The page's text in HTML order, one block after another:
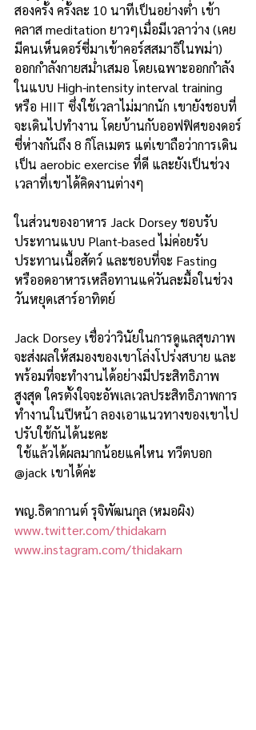
สองครั้ง ครั้งละ 10 นาทีเป็นอย่างต่ำ เข้า
คลาส meditation ยาวๆเมื่อมีเวลาว่าง (เคย
มีคนเห็นดอร์ซี่มาเข้าคอร์สสมาธิในพม่า)
ออกกำลังกายสม่ำเสมอ โดยเฉพาะออกกำลัง
ในแบบ High-intensity interval training
หรือ HIIT ซึ่งใช้เวลาไม่มากนัก เขายังชอบที่
จะเดินไปทำงาน โดยบ้านกับออฟฟิศของดอร์
ซี่ห่างกันถึง 8 กิโลเมตร แต่เขาถือว่าการเดิน
เป็น aerobic exercise ที่ดี และยังเป็นช่วง
เวลาที่เขาได้คิดงานต่างๆ
ในส่วนของอาหาร Jack Dorsey ชอบรับ
ประทานแบบ Plant-based ไม่ค่อยรับ
ประทานเนื้อสัตว์ และชอบที่จะ Fasting
หรืออดอาหารเหลือทานแค่วันละมื้อในช่วง
วันหยุดเสาร์อาทิตย์
Jack Dorsey เชื่อว่าวินัยในการดูแลสุขภาพ
จะส่งผลให้สมองของเขาโล่งโปร่งสบาย และ
พร้อมที่จะทำงานได้อย่างมีประสิทธิภาพ
สูงสุด ใครตั้งใจจะอัพเลเวลประสิทธิภาพการ
ทำงานในปีหน้า ลองเอาแนวทางของเขาไป
ปรับใช้กันได้นะคะ
ใช้แล้วได้ผลมากน้อยแค่ไหน ทวีตบอก
@jack เขาได้ค่ะ
พญ.ธิดากานต์ รุจิพัฒนกุล (หมอผิง)
www.twitter.com/thidakarn
www.instagram.com/thidakarn